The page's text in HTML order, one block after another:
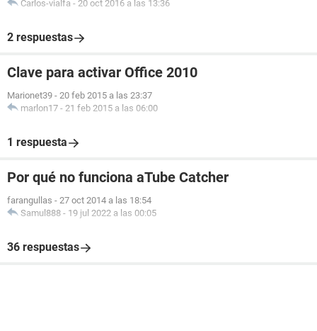
Carlos-vialfa - 20 oct 2016 a las 13:36
2 respuestas
Clave para activar Office 2010
Marionet39 - 20 feb 2015 a las 23:37
marlon17 - 21 feb 2015 a las 06:00
1 respuesta
Por qué no funciona aTube Catcher
farangullas - 27 oct 2014 a las 18:54
Samul888 - 19 jul 2022 a las 00:05
36 respuestas